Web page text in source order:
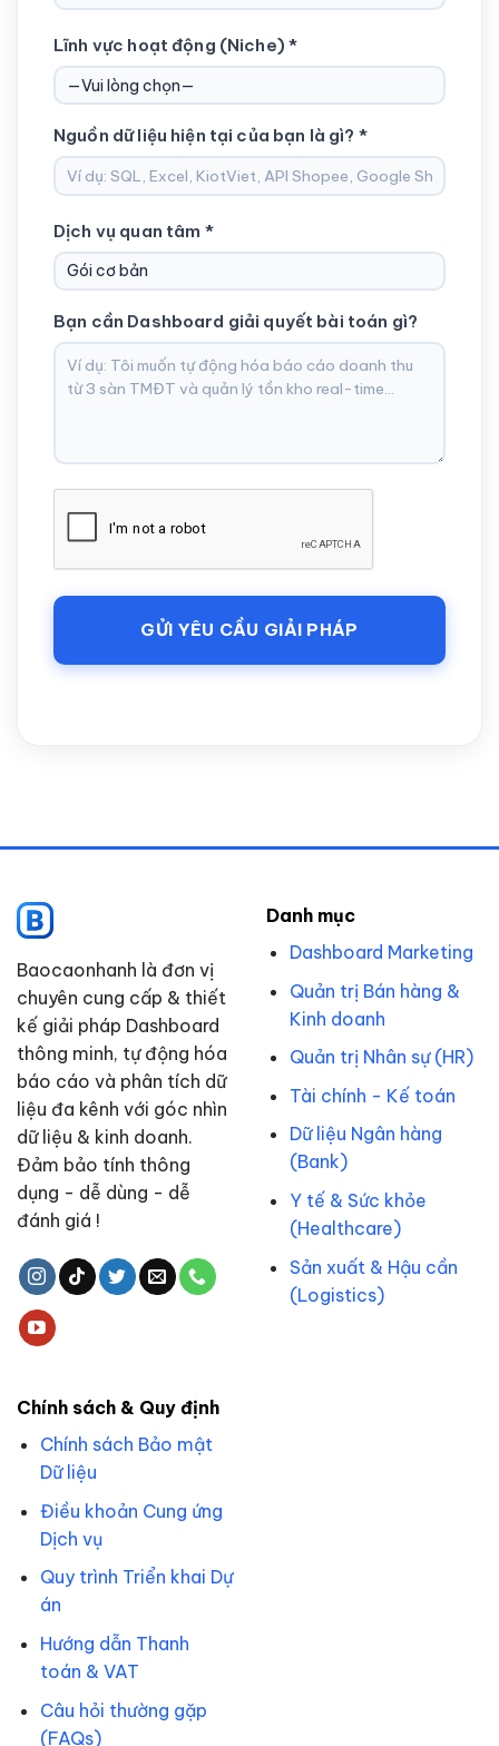
Lĩnh vực hoạt động (Niche) *
Nguồn dữ liệu hiện tại của bạn là gì? *
Dịch vụ quan tâm *
Bạn cần Dashboard giải quyết bài toán gì?
Baocaonhanh là đơn vị
chuyên cung cấp & thiết
kế giải pháp Dashboard
thông minh, tự động hóa
báo cáo và phân tích dữ
liệu đa kênh với góc nhìn
dữ liệu & kinh doanh.
Đảm bảo tính thông
dụng - dễ dùng - dễ
đánh giá !
Danh mục
Dashboard Marketing
Quản trị Bán hàng &
Kinh doanh
Quản trị Nhân sự (HR)
Tài chính - Kế toán
Dữ liệu Ngân hàng
(Bank)
Y tế & Sức khỏe
(Healthcare)
Sản xuất & Hậu cần
(Logistics)
Chính sách & Quy định
Chính sách Bảo mật
Dữ liệu
Điều khoản Cung ứng
Dịch vụ
Quy trình Triển khai Dự
án
Hướng dẫn Thanh
toán & VAT
Câu hỏi thường gặp
(FAQs)